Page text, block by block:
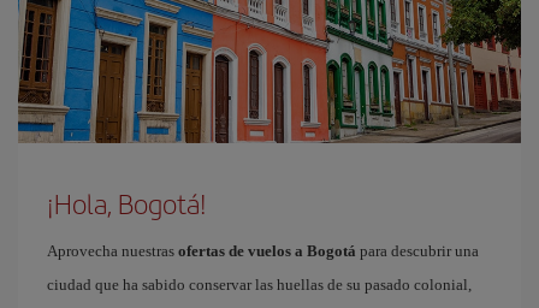
¡Hola, Bogotá!
Aprovecha nuestras ofertas de vuelos a Bogotá para descubrir una
ciudad que ha sabido conservar las huellas de su pasado colonial,